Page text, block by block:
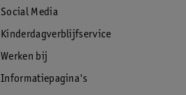
Social Media
Kinderdagverblijfservice
Werken bij
Informatiepagina's